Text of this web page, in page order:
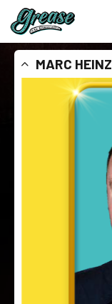
MARC HEINZ